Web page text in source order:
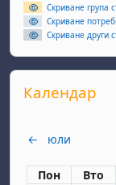
Скриване група
Скриване
Скриване други
Прескочи Календар
Календар
← юли
Понеделник
Пон Вто